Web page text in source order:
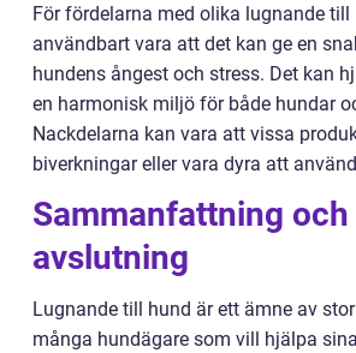
För fördelarna med olika lugnande till
användbart vara att det kan ge en
hundens ångest och stress. Det kan
en harmonisk miljö för både hundar
Nackdelarna kan vara att vissa
biverkningar eller vara dyra att
Sammanfattning och
avslutning
Lugnande till hund är ett ämne av
många hundägare som vill hjälpa